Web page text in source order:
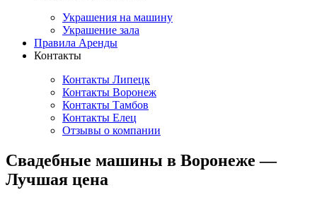
Украшения на машину
Украшение зала
Правила Аренды
Контакты
Контакты Липецк
Контакты Воронеж
Контакты Тамбов
Контакты Елец
Отзывы о компании
Свадебные машины в Воронеже —
Лучшая цена